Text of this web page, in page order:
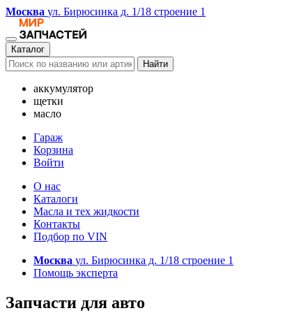
Москва ул. Бирюсинка д. 1/18 строение 1
Каталог
Найти
аккумулятор
щетки
масло
Гараж
Корзина
Войти
О нас
Каталоги
Масла и тех жидкости
Контакты
Подбор по VIN
Москва ул. Бирюсинка д. 1/18 строение 1
Помощь эксперта
Запчасти для авто